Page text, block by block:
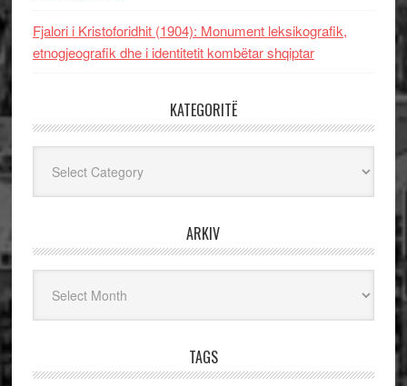
Fjalori i Kristoforidhit (1904): Monument leksikografik,
etnogjeografik dhe i identitetit kombëtar shqiptar
KATEGORITË
ARKIV
TAGS